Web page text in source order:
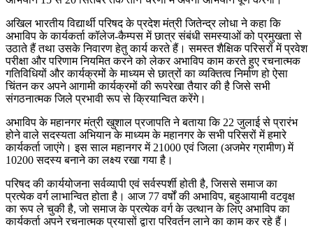
अखिल भारतीय विद्यार्थी परिषद के प्रदेश मंत्री जितेन्द्र लोधा ने कहा कि
अभाविप के कार्यकर्ता कॉलेज-कैम्पस में छात्र संबंधी समस्याओं को प्रमुखता से
उठाते हैं तथा उसके निवारण हेतु कार्य करते हैं। समस्त शैक्षिक परिसरों में प्रवेश
परीक्षा और परिणाम नियमित करने को लेकर अभाविप काम करते हुए रचनात्मक
गतिविधियों और कार्यक्रमों के माध्यम से छात्रों का व्यक्तित्व निर्माण हो ऐसा
चिंतन कर अपने आगामी कार्यक्रमों की रूपरेखा तैयार की है जिसे सभी
संगठनात्मक जिले प्रभावी रूप से क्रियान्वित करेंगे।
अभाविप के महानगर मंत्री खुशाल प्रजापति ने बताया कि 22 जुलाई से प्रारंभ
होने वाले सदस्यता अभियान के माध्यम के महानगर के सभी परिसरों में हमारे
कार्यकर्ता जाएंगे। इस साल महानगर में 21000 एवं जिला (अजमेर ग्रामीण) में
10200 सदस्य बनाने का लक्ष्य रखा गया है।
परिषद की कार्ययोजना सर्वव्यापी एवं सर्वस्पर्शी होती है, जिससे समाज का
प्रत्येक वर्ग लाभान्वित होता है। आज 77 वर्षों की अभाविप, बहुआयामी वटवृक्ष
का रूप ले चुकी है, जो समाज के प्रत्येक वर्ग के उत्थान के लिए अभाविप का
कार्यकर्ता अपने रचनात्मक प्रयासों द्वारा परिवर्तन लाने का काम कर रहे हैं।